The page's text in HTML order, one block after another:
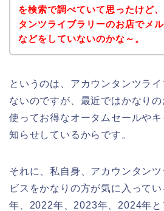
を検索で調べていて思ったけど
タンツライブラリーのお店でメ
などをしていないのかな～。
というのは、アカウンタンツラ
ないのですが、最近ではかなり
使ってお得なオータムセールや
知らせしているからです。
それに、私自身、アカウンタン
ビスをかなりの方が気に入って
年、2022年、2023年、2024年と